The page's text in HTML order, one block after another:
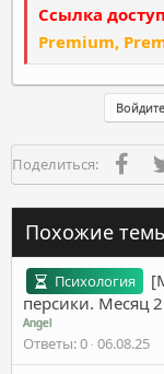
Ссылка
Premium,
Поделиться:
Похожие
Психология
персики. Месяц
Angel
Ответы 0 06.08.25